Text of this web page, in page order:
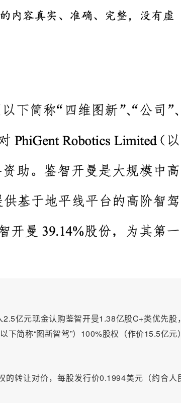
亿元现金认购鉴智开曼1.38亿股C+类优先股
下简称“图新智驾”）100%股权（作价15.5亿元
转让对价，每股发行价0.1994美元（约合人